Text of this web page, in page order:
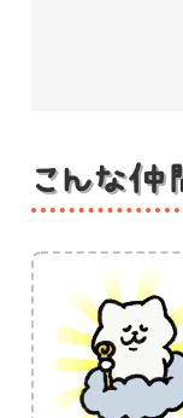
こんな仲